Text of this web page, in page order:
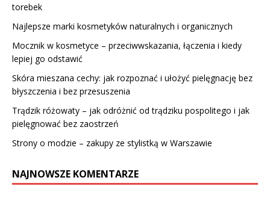
torebek
Najlepsze marki kosmetyków naturalnych i organicznych
Mocznik w kosmetyce – przeciwwskazania, łączenia i kiedy
lepiej go odstawić
Skóra mieszana cechy: jak rozpoznać i ułożyć pielęgnację bez
błyszczenia i bez przesuszenia
Trądzik różowaty – jak odróżnić od trądziku pospolitego i jak
pielęgnować bez zaostrzeń
Strony o modzie – zakupy ze stylistką w Warszawie
NAJNOWSZE KOMENTARZE